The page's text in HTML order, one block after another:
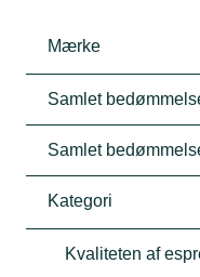
Mærke
Samlet
Samlet
Kategori
Kvaliteten af